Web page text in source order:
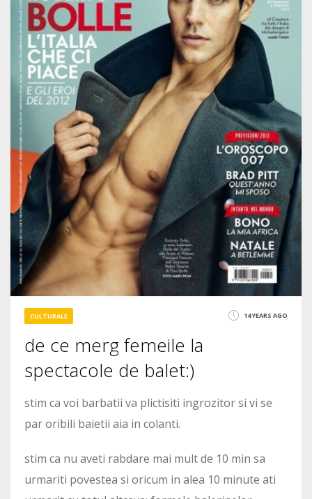
CULTURALE 14 YEARS AGO
de ce merg femeile la
spectacole de balet:)
stim ca voi barbatii va plictisiti ingrozitor si vi se
par oribili baietii aia in colanti.
stim ca nu aveti rabdare mai mult de 10 min sa
urmariti povestea si oricum in alea 10 minute ati